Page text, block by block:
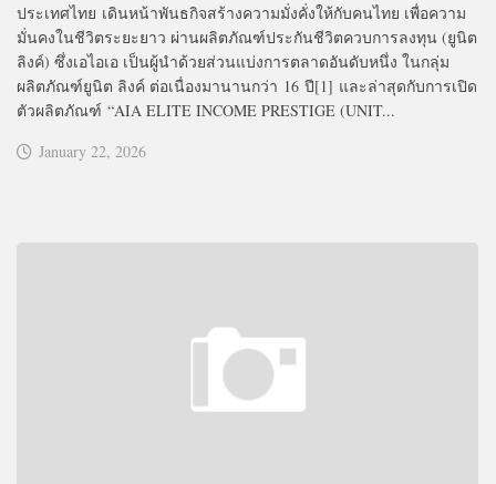
ประเทศไทย เดินหน้าพันธกิจสร้างความมั่งคั่งให้กับคนไทย เพื่อความ
มั่นคงในชีวิตระยะยาว ผ่านผลิตภัณฑ์ประกันชีวิตควบการลงทุน (ยูนิต
ลิงค์) ซึ่งเอไอเอ เป็นผู้นำด้วยส่วนแบ่งการตลาดอันดับหนึ่ง ในกลุ่ม
ผลิตภัณฑ์ยูนิต ลิงค์ ต่อเนื่องมานานกว่า 16 ปี[1] และล่าสุดกับการเปิด
ตัวผลิตภัณฑ์ “AIA ELITE INCOME PRESTIGE (UNIT...
January 22, 2026